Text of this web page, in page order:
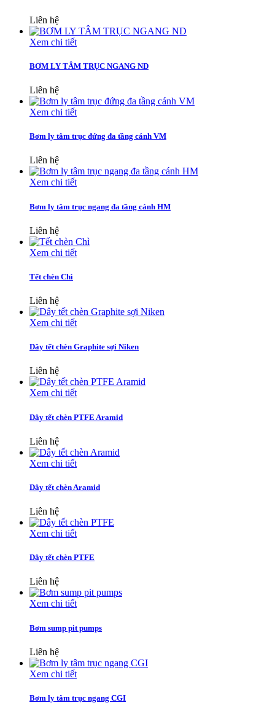
Liên hệ
Xem chi tiết
BƠM LY TÂM TRỤC NGANG ND
Liên hệ
Xem chi tiết
Bơm ly tâm trục đứng đa tầng cánh VM
Liên hệ
Xem chi tiết
Bơm ly tâm trục ngang đa tầng cánh HM
Liên hệ
Xem chi tiết
Tết chèn Chì
Liên hệ
Xem chi tiết
Dây tết chèn Graphite sợi Niken
Liên hệ
Xem chi tiết
Dây tết chèn PTFE Aramid
Liên hệ
Xem chi tiết
Dây tết chèn Aramid
Liên hệ
Xem chi tiết
Dây tết chèn PTFE
Liên hệ
Xem chi tiết
Bơm sump pit pumps
Liên hệ
Xem chi tiết
Bơm ly tâm trục ngang CGI